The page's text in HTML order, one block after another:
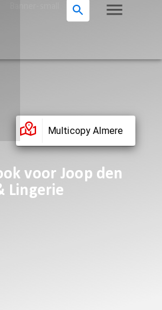
Multicopy Almere
voor Joop den
Lingerie